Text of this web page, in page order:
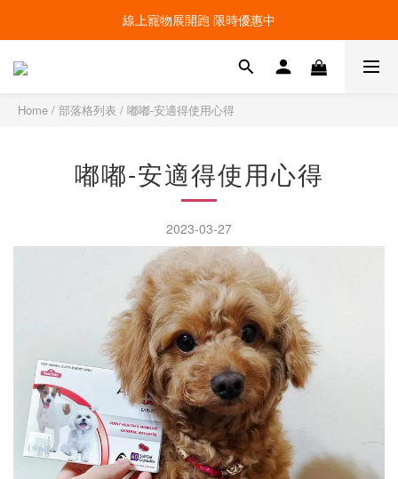
線上寵物展開跑 限時優惠中
線上寵物展開跑 限時優惠中
加入會員，現領100元購物金 ! 立即登入
Home / 部落格列表 / 嘟嘟-安適得使用心得
嘟嘟-安適得使用心得
2023-03-27